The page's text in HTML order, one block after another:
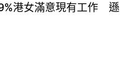
港女滿意現有工作